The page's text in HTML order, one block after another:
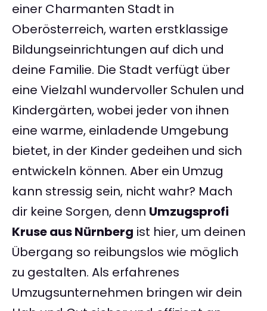
einer Charmanten Stadt in
Oberösterreich, warten erstklassige
Bildungseinrichtungen auf dich und
deine Familie. Die Stadt verfügt über
eine Vielzahl wundervoller Schulen und
Kindergärten, wobei jeder von ihnen
eine warme, einladende Umgebung
bietet, in der Kinder gedeihen und sich
entwickeln können. Aber ein Umzug
kann stressig sein, nicht wahr? Mach
dir keine Sorgen, denn Umzugsprofi
Kruse aus Nürnberg ist hier, um deinen
Übergang so reibungslos wie möglich
zu gestalten. Als erfahrenes
Umzugsunternehmen bringen wir dein